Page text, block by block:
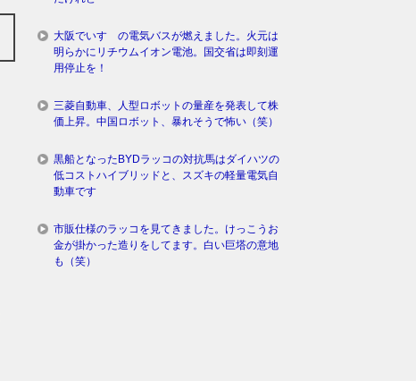
大阪でいすゞの電気バスが燃えました。火元は
明らかにリチウムイオン電池。国交省は即刻運
用停止を！
三菱自動車、人型ロボットの量産を発表して株
価上昇。中国ロボット、暴れそうで怖い（笑）
黒船となったBYDラッコの対抗馬はダイハツの
低コストハイブリッドと、スズキの軽量電気自
動車です
市販仕様のラッコを見てきました。けっこうお
金が掛かった造りをしてます。白い巨塔の意地
も（笑）